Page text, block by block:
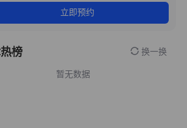
立即预约
榜 换一换
暂无数据